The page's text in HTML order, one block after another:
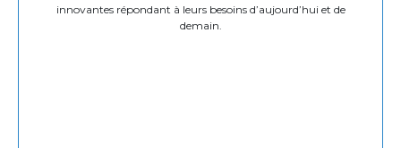
innovantes répondant à leurs besoins d’aujourd’hui et de
demain.